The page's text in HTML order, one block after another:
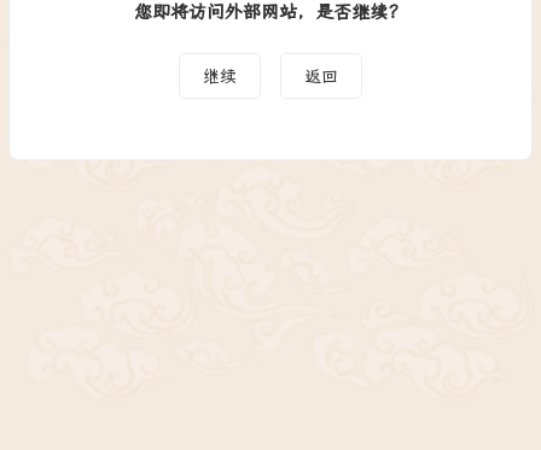
您即将访问外部网站，是否继续？
继续 返回